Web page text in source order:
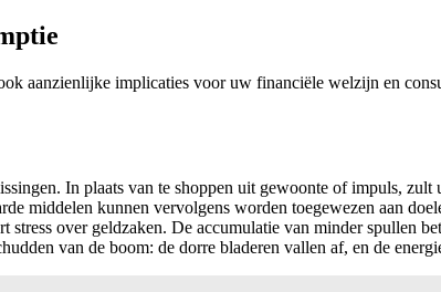
aanzienlijke implicaties voor uw financiële welzijn en
In plaats van te shoppen uit gewoonte of impuls,
middelen kunnen vervolgens worden toegewezen aan
over geldzaken. De accumulatie van minder spullen
van de boom: de dorre bladeren vallen af, en de